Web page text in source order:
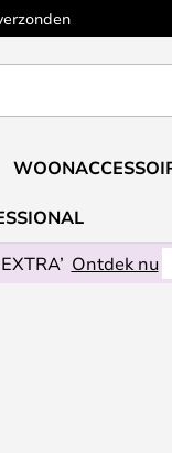
Ontdek nu